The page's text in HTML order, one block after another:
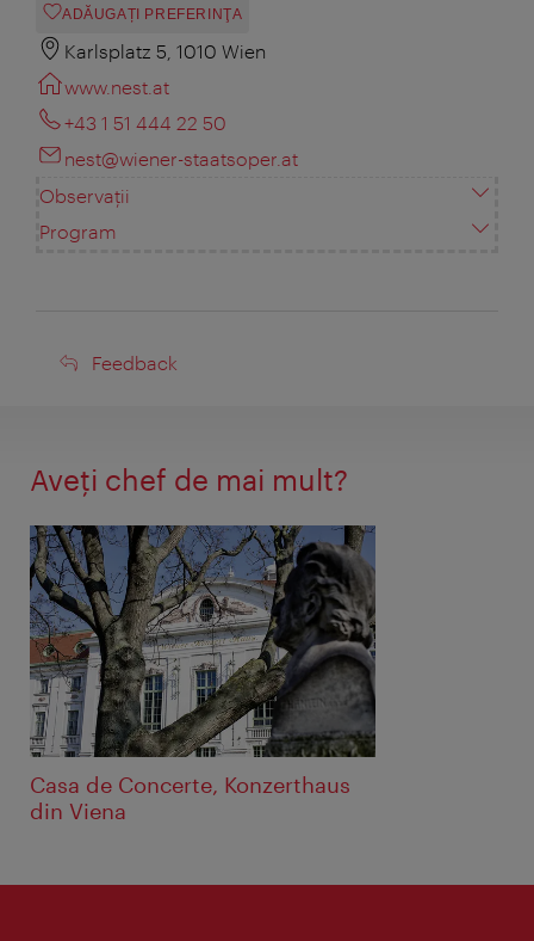
ADĂUGAȚI PREFERINŢA
Karlsplatz 5, 1010 Wien
www.nest.at
+43 1 51 444 22 50
nest@wiener-staatsoper.at
Observații
Program
Feedback
Feedback
Aveţi chef de mai mult?
Casa de Concerte, Konzerthaus
din Viena